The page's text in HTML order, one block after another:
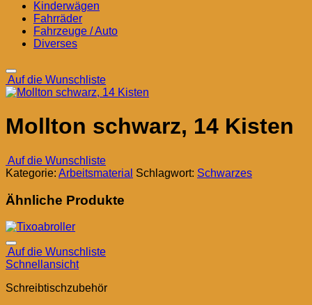
Kinderwägen
Fahrräder
Fahrzeuge / Auto
Diverses
Auf die Wunschliste
Mollton schwarz, 14 Kisten
Auf die Wunschliste
Kategorie: Arbeitsmaterial Schlagwort: Schwarzes
Ähnliche Produkte
Auf die Wunschliste
Schnellansicht
Schreibtischzubehör